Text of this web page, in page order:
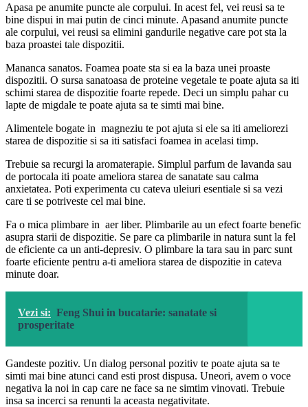
Apasa pe anumite puncte ale corpului. In acest fel, vei reusi sa te
bine dispui in mai putin de cinci minute. Apasand anumite puncte
ale corpului, vei reusi sa elimini gandurile negative care pot sta la
baza proastei tale dispozitii.
Mananca sanatos. Foamea poate sta si ea la baza unei proaste
dispozitii. O sursa sanatoasa de proteine vegetale te poate ajuta sa iti
schimi starea de dispozitie foarte repede. Deci un simplu pahar cu
lapte de migdale te poate ajuta sa te simti mai bine.
Alimentele bogate in magneziu te pot ajuta si ele sa iti ameliorezi
starea de dispozitie si sa iti satisfaci foamea in acelasi timp.
Trebuie sa recurgi la aromaterapie. Simplul parfum de lavanda sau
de portocala iti poate ameliora starea de sanatate sau calma
anxietatea. Poti experimenta cu cateva uleiuri esentiale si sa vezi
care ti se potriveste cel mai bine.
Fa o mica plimbare in aer liber. Plimbarile au un efect foarte benefic
asupra starii de dispozitie. Se pare ca plimbarile in natura sunt la fel
de eficiente ca un anti-depresiv. O plimbare la tara sau in parc sunt
foarte eficiente pentru a-ti ameliora starea de dispozitie in cateva
minute doar.
Vezi si: Feng Shui in bucatarie: sanatate si
prosperitate
Gandeste pozitiv. Un dialog personal pozitiv te poate ajuta sa te
simti mai bine atunci cand esti prost dispusa. Uneori, avem o voce
negativa la noi in cap care ne face sa ne simtim vinovati. Trebuie
insa sa incerci sa renunti la aceasta negativitate.